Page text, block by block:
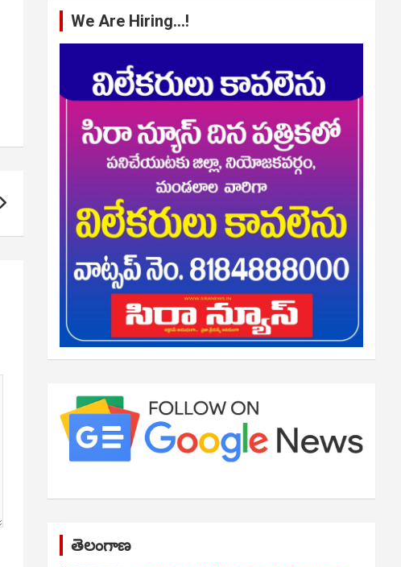
We Are Hiring…!
తెలంగాణ